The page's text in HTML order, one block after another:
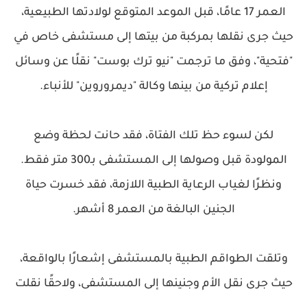
العمر 17 عامًا، قبل الموعد المتوقع لولادتها الطبيعية،
حيث جرى نقلها بمركبة من بيتها إلى مستشفى خاص في
"فتحية"، وفق ما ترجمت "نيو ترك بوست" نقلًا عن وسائل
إعلام تركية من بينها وكالة "ديمروروين" للأنباء.
لكن لسوء حظ تلك الفتاة، فقد حانت لحظة وضع
المولودة قبل وصولها إلى المستشفى بـ300 متر فقط.
ونظرًا لغياب الرعاية الطبية اللازمة، فقد خسرت حياة
الجنين البالغة من العمر 8 أشهر.
وتلقت الطواقم الطبية بالمستشفى إشعارًا بالواقعة،
حيث جرى نقل الأم وجنينها إلى المستشفى، ولاحقًا نقلت